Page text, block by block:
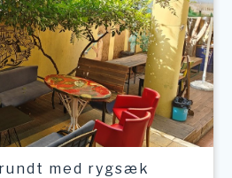
med rygsæk